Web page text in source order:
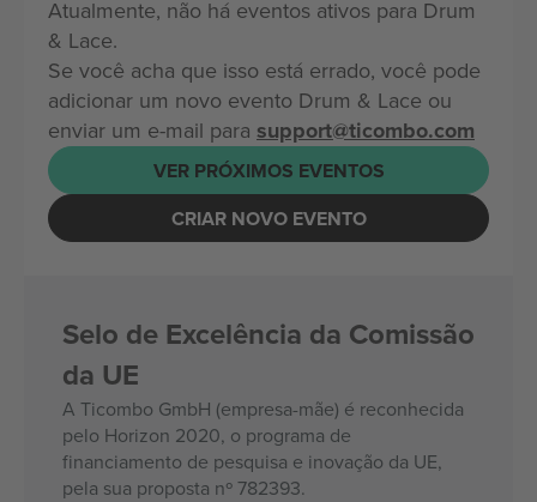
Atualmente, não há eventos ativos para Drum
& Lace.
Se você acha que isso está errado, você pode
adicionar um novo evento Drum & Lace ou
enviar um e-mail para support@ticombo.com
VER PRÓXIMOS EVENTOS
CRIAR NOVO EVENTO
Selo de Excelência da Comissão
da UE
A Ticombo GmbH (empresa-mãe) é reconhecida
pelo Horizon 2020, o programa de
financiamento de pesquisa e inovação da UE,
pela sua proposta nº 782393.